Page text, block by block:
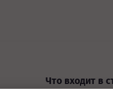
Что входит в